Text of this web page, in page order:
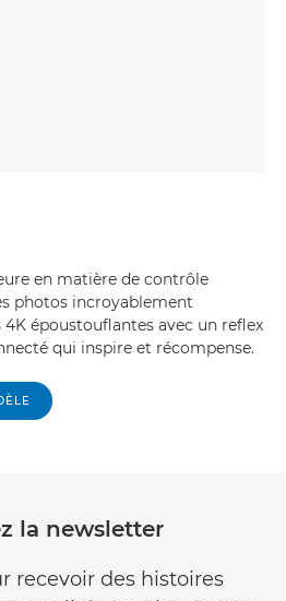
en matière de contrôle
photos incroyablement
époustouflantes avec un reflex
qui inspire et récompense.
la newsletter
recevoir des histoires